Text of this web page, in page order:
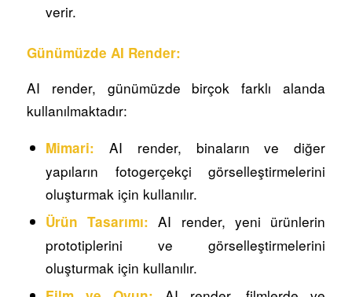
verir.
Günümüzde AI Render:
AI render, günümüzde birçok farklı alanda
kullanılmaktadır:
Mimari: AI render, binaların ve diğer
yapıların fotogerçekçi görselleştirmelerini
oluşturmak için kullanılır.
Ürün Tasarımı: AI render, yeni ürünlerin
prototiplerini ve görselleştirmelerini
oluşturmak için kullanılır.